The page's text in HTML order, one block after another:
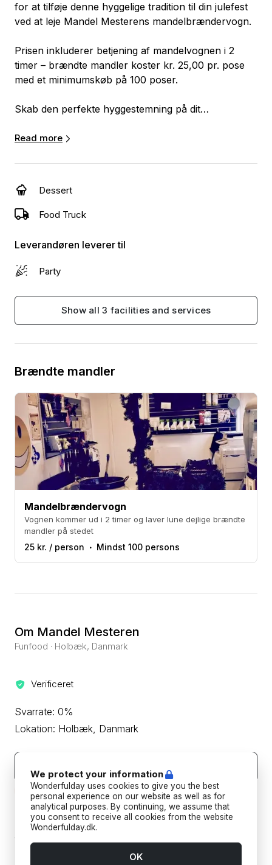
for at tilføje denne hyggelige tradition til din julefest
ved at leje Mandel Mesterens mandelbrændervogn.
Prisen inkluderer betjening af mandelvognen i 2
timer – brændte mandler koster kr. 25,00 pr. pose
med et minimumskøb på 100 poser.
Skab den perfekte hyggestemning på dit
mandelbrændervognen og står klar til at lave
velkendte duft, som vi alle forbinder med vinterens
gågader, er med til at skabe den ægte julestemning,
som vi alle elsker.
juletræsfester, og den tilføjer en ekstra dimension af
Read more
Dessert
Food Truck
Leverandøren leverer til
Party
Show all 3 facilities and services
Brændte mandler
Mandelbrændervogn
Vognen kommer ud i 2 timer og laver lune dejlige brændte
mandler på stedet
25 kr. / person Mindst 100 persons
Om Mandel Mesteren
Funfood · Holbæk, Danmark
Verificeret
Svarrate: 0%
Lokation: Holbæk, Danmark
Beskyt din betaling ved aldrig at overføre eller kommunikere
uden for Wonderfulday's hjemmeside eller app.
Forudbetalings- og afbestillingspolitik
Tilføj datoer for at se forudbetalings- og
afbestillingspoltikken for din reservation.
We protect your information
Wonderfulday uses cookies to give you the best
personal experience on our website as well as for
analytical purposes. By continuing, we assume that
you consent to receive all cookies from the website
Wonderfulday.dk.
OK